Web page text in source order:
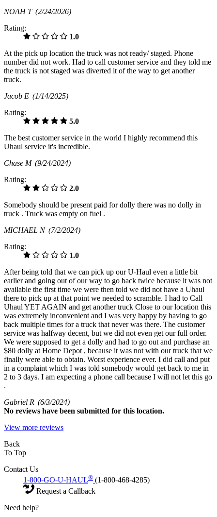
NOAH T (2/24/2026)
Rating:
1.0
At the pick up location the truck was not ready/ staged. Phone
number did not work. Had to call customer service and they told me
the truck is not staged was diverted it of the way to get another
truck.
Jacob E (1/14/2025)
Rating:
5.0
The best customer service in the world I highly recommend this
Uhaul service it's incredible.
Chase M (9/24/2024)
Rating:
2.0
Somebody should be present paid for dolly there was no dolly in
truck . Truck was empty on fuel .
MICHAEL N (7/2/2024)
Rating:
1.0
After being told that we can pick up our U-Haul even a little bit
earlier and going out of our way to go back twice because it was not
available the first time we were then told we did not have a Uhaul
there to pick up at that point we needed to scramble. I had to Call
Uhaul YET AGAIN and get another truck Close to our location this
was extremely inconvenient and I was very happy by having to go
back multiple times for a truck that never was there. The customer
service was halfway decent, but we did not even get our full order.
We were supposed to get a dolly and had to go out and purchase an
$80 dolly at Home Depot , because it was not with our truck that we
finally were able to obtain. Worst experience ever. I did call and put
in a complaint which I was told somebody would get back to me in
2 to 3 days. I am expecting a phone call because I will not let this go
.
Gabriel R (6/3/2024)
No reviews have been submitted for this location.
View more reviews
Back
To Top
Contact Us
1-800-GO-U-HAUL® (1-800-468-4285)
Request a Callback
Need help?